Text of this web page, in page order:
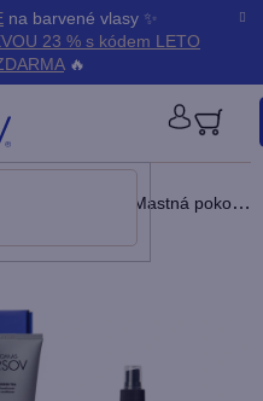
na barvené vlasy ✨
23 % s kódem LETO
🔥
péče - Mastná pokožka hlavy & suché konečky